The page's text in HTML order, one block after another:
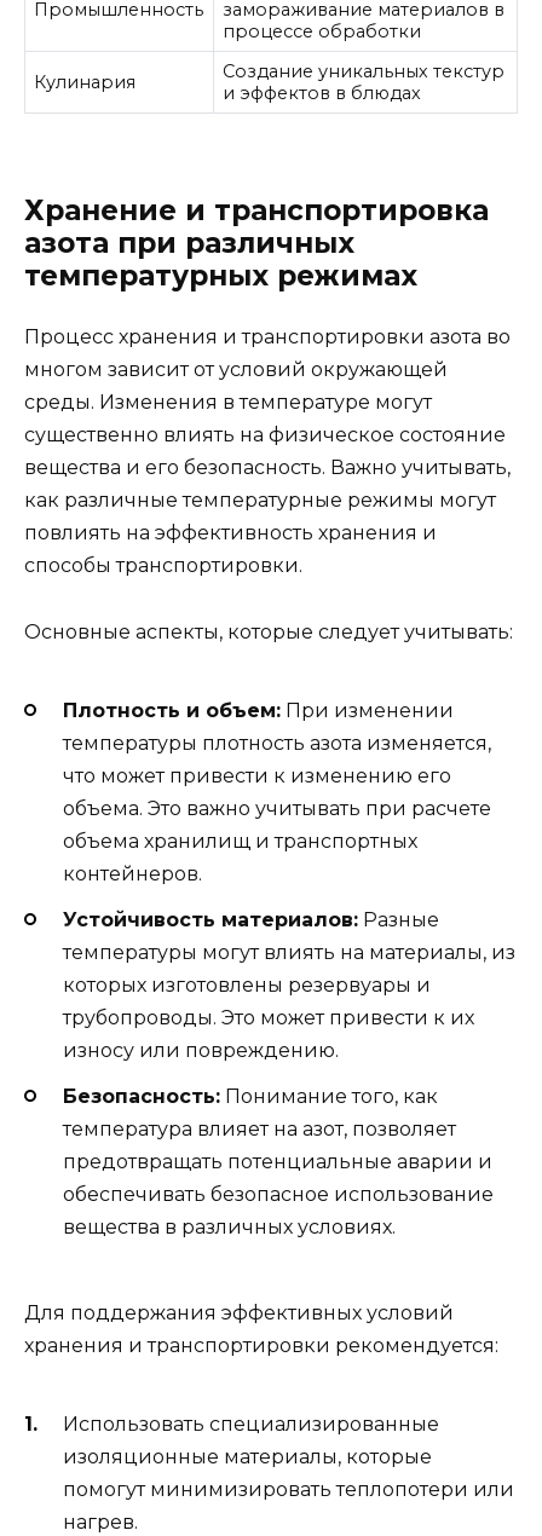
Промышленность
замораживание материалов в
процессе обработки
Кулинария
Создание уникальных текстур
и эффектов в блюдах
Хранение и транспортировка
азота при различных
температурных режимах
Процесс хранения и транспортировки азота во
многом зависит от условий окружающей
среды. Изменения в температуре могут
существенно влиять на физическое состояние
вещества и его безопасность. Важно учитывать,
как различные температурные режимы могут
повлиять на эффективность хранения и
способы транспортировки.
Основные аспекты, которые следует учитывать:
Плотность и объем: При изменении
температуры плотность азота изменяется,
что может привести к изменению его
объема. Это важно учитывать при расчете
объема хранилищ и транспортных
контейнеров.
Устойчивость материалов: Разные
температуры могут влиять на материалы, из
которых изготовлены резервуары и
трубопроводы. Это может привести к их
износу или повреждению.
Безопасность: Понимание того, как
температура влияет на азот, позволяет
предотвращать потенциальные аварии и
обеспечивать безопасное использование
вещества в различных условиях.
Для поддержания эффективных условий
хранения и транспортировки рекомендуется:
Использовать специализированные
изоляционные материалы, которые
помогут минимизировать теплопотери или
нагрев.